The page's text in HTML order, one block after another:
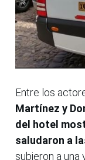
Entre los
Martínez y
del hotel
saludaron a
subieron a una